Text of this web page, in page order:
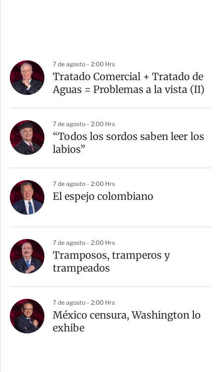
7 de agosto - 2:00 Hrs
Tratado Comercial + Tratado de
Aguas = Problemas a la vista (II)
7 de agosto - 2:00 Hrs
“Todos los sordos saben leer los
labios”
7 de agosto - 2:00 Hrs
El espejo colombiano
7 de agosto - 2:00 Hrs
Tramposos, tramperos y
trampeados
7 de agosto - 2:00 Hrs
México censura, Washington lo
exhibe